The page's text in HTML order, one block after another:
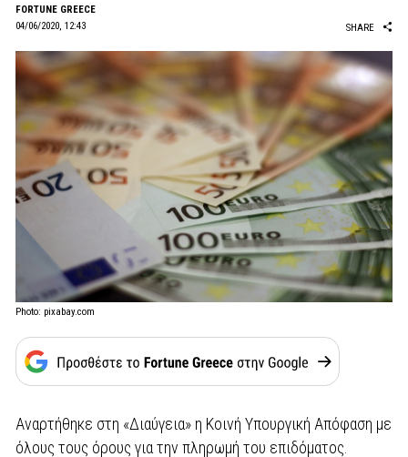
FORTUNE GREECE
04/06/2020, 12:43
SHARE
Photo: pixabay.com
Αναρτήθηκε στη «Διαύγεια» η Κοινή Υπουργική Απόφαση με
όλους τους όρους για την πληρωμή του επιδόματος.